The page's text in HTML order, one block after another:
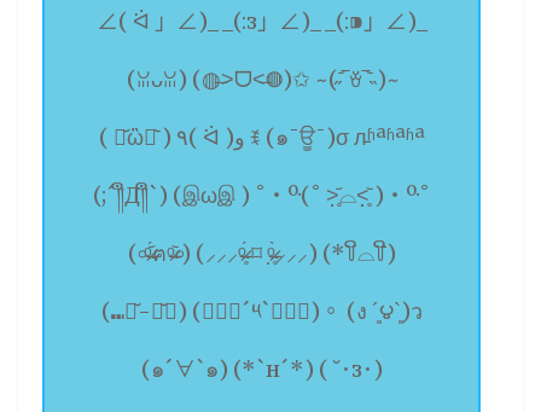
∠( ᐛ 」∠)_ _(:з」∠)_ _(:⁍」∠)_
(ꈍᴗꈍ) (◍˃̶ᗜ˂̶◍)✩ ~(˶‾᷄ꈊ‾᷅˵)~
( ･᷄ὢ･᷅ ) ٩( ᐛ )و ꉂ (๑¯ਊ¯)σ л̵ʱªʱªʱª
(;´༎ຶД༎ຶ`) (இωஇ ) ˚‧º·(˚ ˃̣̣̥᷄⌓˂̣̣̥᷅ )‧º·˚
(৹ᵒ̴̶̷᷄́ฅᵒ̴̶̷᷅৹) (⸝⸝⸝ᵒ̴̶̷̥́ ⌑ ᵒ̴̶̷̣̥̀⸝⸝⸝) (*꒦ິ⌓꒦ີ)
(⑉･̆-･̆⑉) (๑⃙⃘´༥`๑⃙⃘)。 (ง ´͈౪`͈)ว
(๑´∀`๑) (*`н´*) ( ˘･з･)